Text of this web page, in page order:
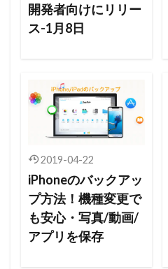
開発者向けにリリー
ス-1月8日
2019-04-22
iPhoneのバックアッ
プ方法！機種変更で
も安心・写真/動画/
アプリを保存